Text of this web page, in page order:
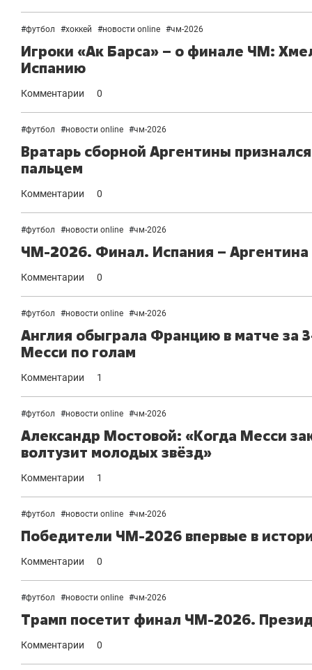
#футбол #хоккей #новости online #чм-2026
Игроки «Ак Барса» – о финале ЧМ:
Испанию
Комментарии 0
#футбол #новости online #чм-2026
Вратарь сборной Аргентины
пальцем
Комментарии 0
#футбол #новости online #чм-2026
ЧМ-2026. Финал. Испания – Аргентина
Комментарии 0
#футбол #новости online #чм-2026
Англия обыграла Францию в матче
Месси по голам
Комментарии 1
#футбол #новости online #чм-2026
Александр Мостовой: «Когда Месси
волтузит молодых звёзд»
Комментарии 1
#футбол #новости online #чм-2026
Победители ЧМ-2026 впервые в
Комментарии 0
#футбол #новости online #чм-2026
Трамп посетит финал ЧМ-2026.
Комментарии 0